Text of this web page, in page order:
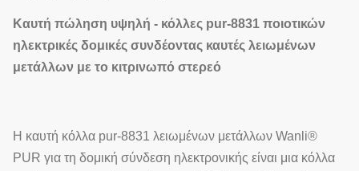
Καυτή πώληση υψηλή - κόλλες pur-8831 ποιοτικών
ηλεκτρικές δομικές συνδέοντας καυτές λειωμένων
μετάλλων με το κιτρινωπό στερεό
Η καυτή κόλλα pur-8831 λειωμένων μετάλλων Wanli®
PUR για τη δομική σύνδεση ηλεκτρονικής είναι μια κόλλα